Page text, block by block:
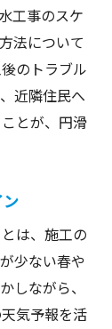
工事のスケ
法について
のトラブル
近隣住民へ
とが、円滑
は、施工の
少ない春や
しながら、
気予報を活